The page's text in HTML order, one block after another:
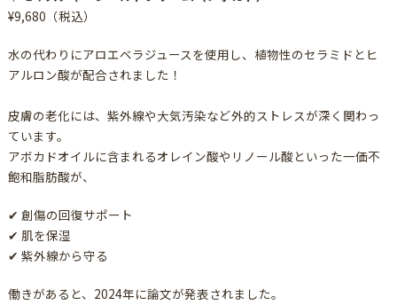
¥9,680（税込）
水の代わりにアロエベラジュースを使用し、植物性のセラミドとヒ
アルロン酸が配合されました！
皮膚の老化には、紫外線や大気汚染など外的ストレスが深く関わっ
ています。⁠
アボカドオイルに含まれるオレイン酸やリノール酸といった一価不
飽和脂肪酸が、⁠
✔ 創傷の回復サポート⁠
✔ 肌を保湿
✔ 紫外線から守る⁠
働きがあると、2024年に論文が発表されました。